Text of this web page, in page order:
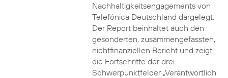
Nachhaltigkeitsengagements von
Telefónica Deutschland dargelegt.
Der Report beinhaltet auch den
gesonderten, zusammengefassten,
nichtfinanziellen Bericht und zeigt
die Fortschritte der drei
Schwerpunktfelder „Verantwortlich